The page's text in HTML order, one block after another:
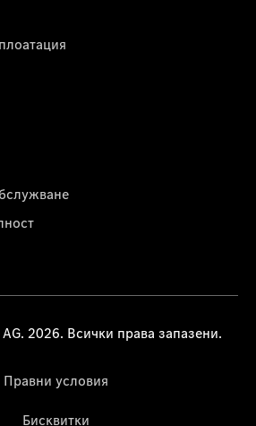
2026. Всички права запазени.
Правни условия
Бисквитки